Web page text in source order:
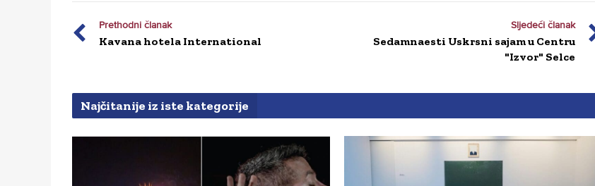
Prethodni članak
Kavana hotela International
Sljedeći članak
Sedamnaesti Uskrsni sajam u Centru
"Izvor" Selce
Najčitanije iz iste kategorije